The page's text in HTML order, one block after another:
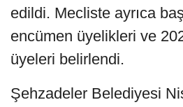
edildi. Mecliste ayrıca
encümen üyelikleri ve
üyeleri belirlendi.
Şehzadeler Belediyesi